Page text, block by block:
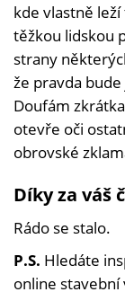
kde vlastně
těžkou lidskou
strany
že pravda
Doufám
otevře oči
obrovské
Díky za váš
Rádo se stalo.
P.S. Hledáte
online